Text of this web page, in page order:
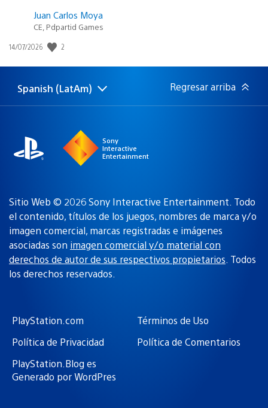
Juan Carlos Moya
CE, Pdpartid Games
Fecha
publicación:
14/07/2026 2
Elige
una
Región
actual:
Spanish (LatAm) Regresar arriba
Sony
Interactive
Entertainment
Sitio Web © 2026 Sony Interactive Entertainment. Todo
el contenido, títulos de los juegos, nombres de marca y/o
imagen comercial, marcas registradas e imágenes
asociadas son imagen comercial y/o material con
derechos de autor de sus respectivos propietarios. Todos
los derechos reservados.
PlayStation.com
Términos de Uso
Política de Privacidad
Política de Comentarios
PlayStation.Blog es
Generado por WordPres